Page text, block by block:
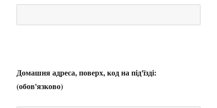
Домашня адреса, поверх, код на під'їзді:
(обов'язково)